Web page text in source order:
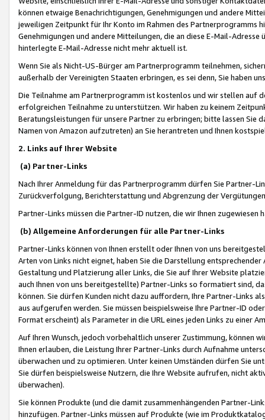
können etwaige Benachrichtigungen, Genehmigungen und andere
jeweiligen Zeitpunkt für Ihr Konto im Rahmen des Partnerprogramms
Genehmigungen und andere Mitteilungen, die an diese E-Mail-
hinterlegte E-Mail-Adresse nicht mehr aktuell ist.
Wenn Sie als Nicht-US-Bürger am Partnerprogramm teilnehmen,
außerhalb der Vereinigten Staaten erbringen, es sei denn, Sie haben
Die Teilnahme am Partnerprogramm ist kostenlos und wir stellen auf
erfolgreichen Teilnahme zu unterstützen. Wir haben zu keinem
Beratungsleistungen für unsere Partner zu erbringen; bitte lassen Sie
Namen von Amazon aufzutreten) an Sie herantreten und Ihnen
2. Links auf Ihrer Website
(a) Partner-Links
Nach Ihrer Anmeldung für das Partnerprogramm dürfen Sie Partner-
Zurückverfolgung, Berichterstattung und Abgrenzung der
Partner-Links müssen die Partner-ID nutzen, die wir Ihnen zugewiesen
(b) Allgemeine Anforderungen für alle Partner-Links
Partner-Links können von Ihnen erstellt oder Ihnen von uns
Arten von Links nicht eignet, haben Sie die Darstellung
Gestaltung und Platzierung aller Links, die Sie auf Ihrer Website
auch Ihnen von uns bereitgestellte) Partner-Links so formatiert sind,
können. Sie dürfen Kunden nicht dazu auffordern, Ihre Partner-Links
aus aufgerufen werden. Sie müssen beispielsweise Ihre Partner-ID
Format erscheint) als Parameter in die URL eines jeden Links zu einer
Auf Ihren Wunsch, jedoch vorbehaltlich unserer Zustimmung, können
Ihnen erlauben, die Leistung Ihrer Partner-Links durch Aufnahme
überwachen und zu optimieren. Unter keinen Umständen dürfen Sie
Sie dürfen beispielsweise Nutzern, die Ihre Website aufrufen, nicht
überwachen).
Sie können Produkte (und die damit zusammenhängenden Partner-
hinzufügen. Partner-Links müssen auf Produkte (wie im